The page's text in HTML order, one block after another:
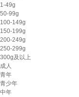
1-49g
50-99g
100-149g
150-199g
200-249g
250-299g
300g及以上
成人
青年
青少年
中年